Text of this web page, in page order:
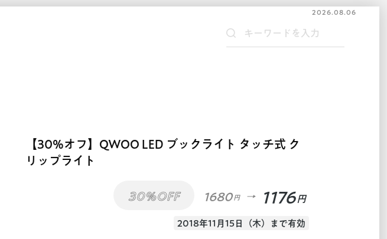
2026.08.06
【30%オフ】QWOO LED ブックライト タッチ式 ク
リップライト
30%OFF 1680 円 1176 円
2018年11月15日（木）まで有効